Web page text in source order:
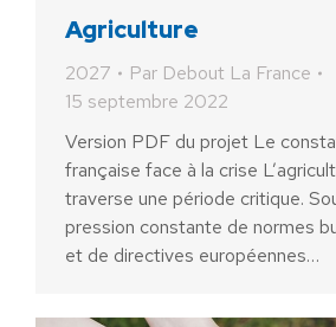
Agriculture
2027 Par Debout La France
15 septembre 2022
Version PDF du projet Le
française face à la crise
traverse une période critique.
pression constante de normes
et de directives européennes…